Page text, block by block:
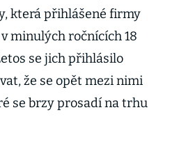
která přihlášené firmy
minulých ročnících 18
se jich přihlásilo
že se opět mezi nimi
se brzy prosadí na trhu